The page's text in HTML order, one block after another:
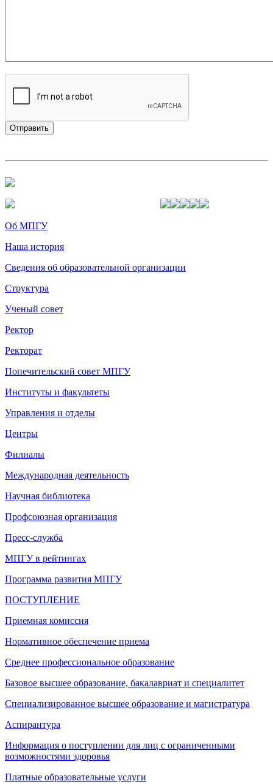
Об МПГУ
Наша история
Сведения об образовательной организации
Структура
Ученый совет
Ректор
Ректорат
Попечительский совет МПГУ
Институты и факультеты
Управления и отделы
Центры
Филиалы
Международная деятельность
Научная библиотека
Профсоюзная организация
Пресс-служба
МПГУ в рейтингах
Программа развития МПГУ
ПОСТУПЛЕНИЕ
Приемная комиссия
Нормативное обеспечение приема
Среднее профессиональное образование
Базовое высшее образование, бакалавриат и специалитет
Специализированное высшее образование и магистратура
Аспирантура
Информация о поступлении для лиц с ограниченными
возможностями здоровья
Платные образовательные услуги